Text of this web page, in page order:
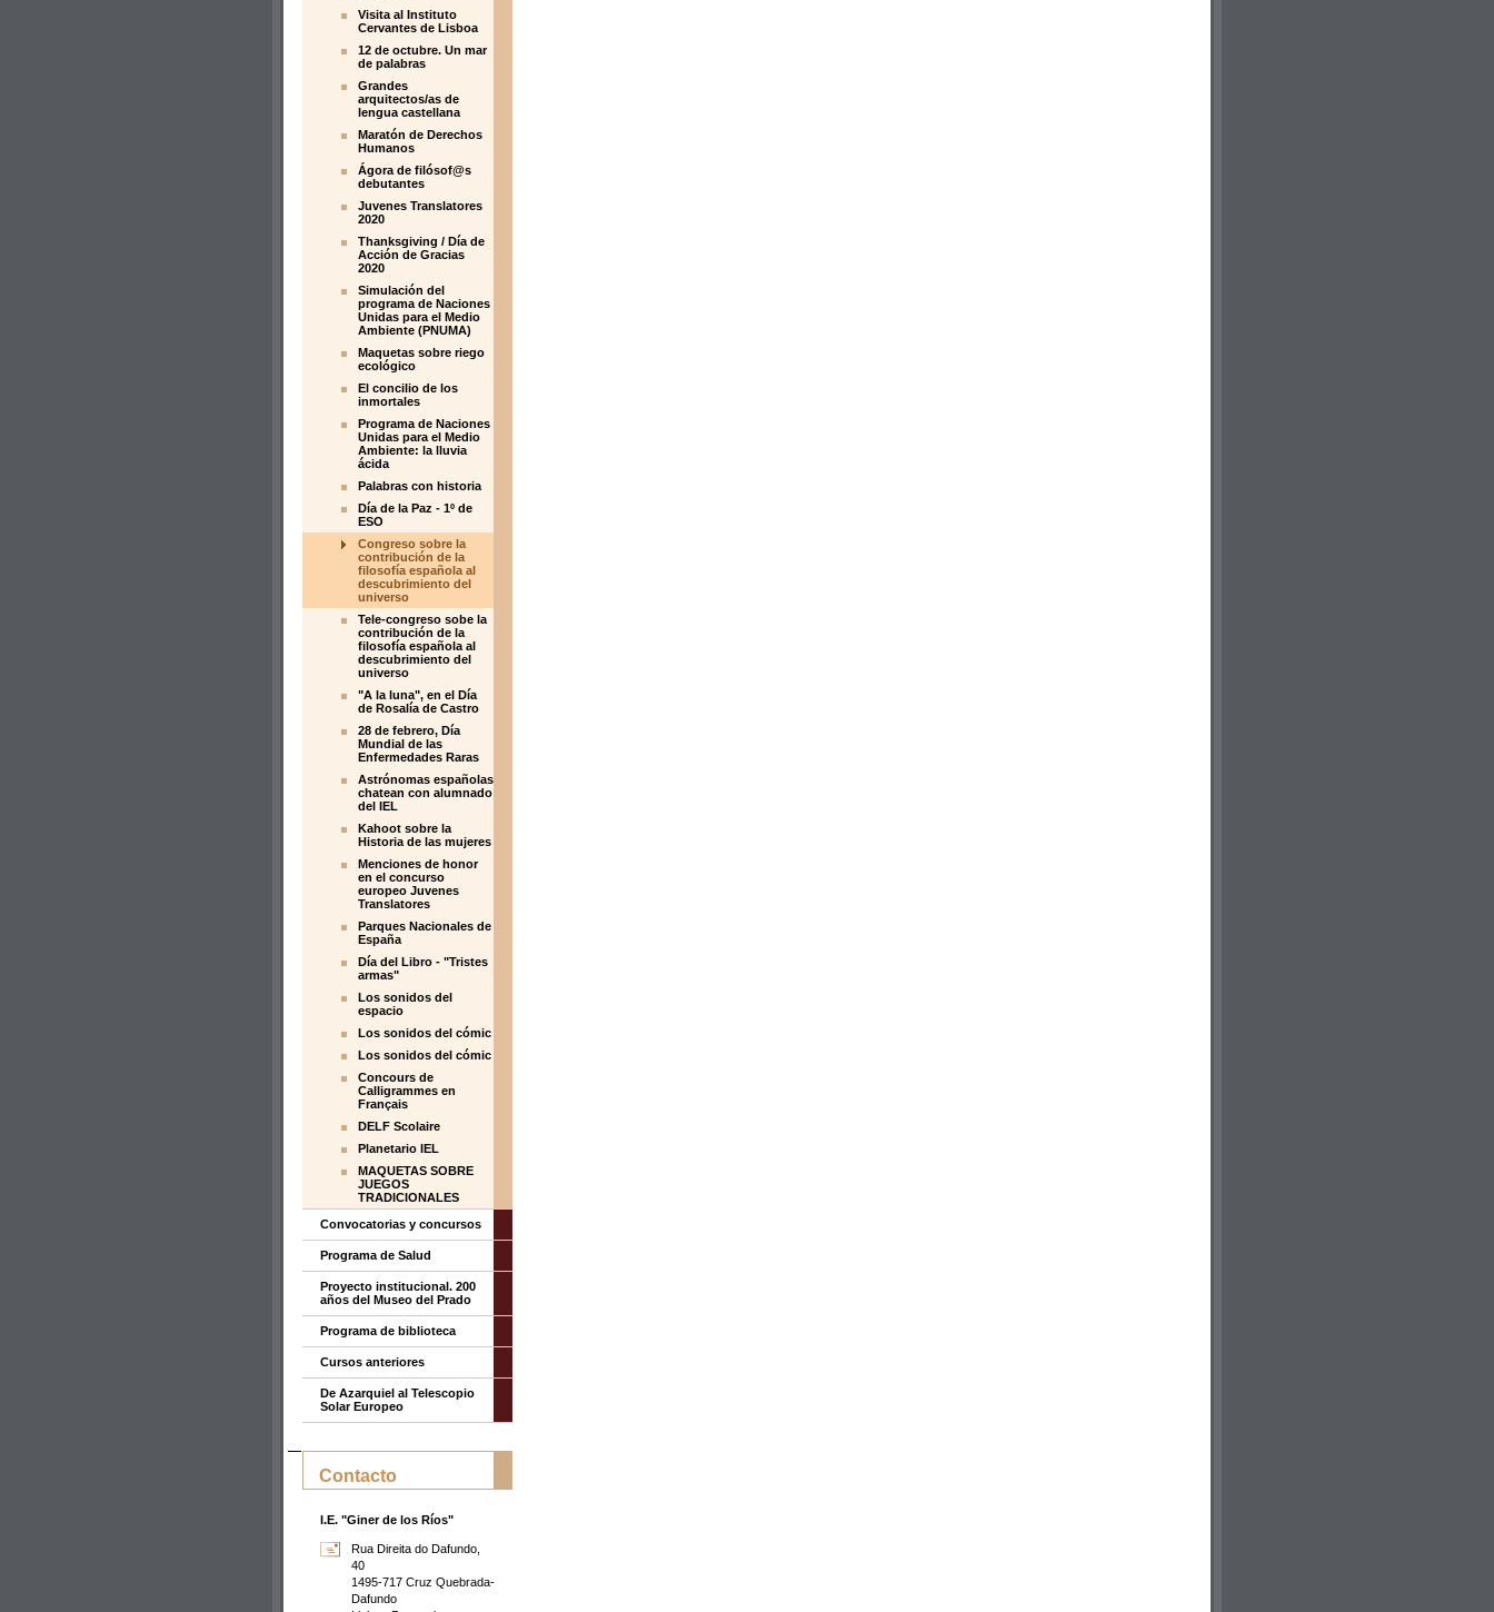
Visita al Instituto
Cervantes de Lisboa
12 de octubre. Un mar
de palabras
Grandes
arquitectos/as de
lengua castellana
Maratón de Derechos
Humanos
Ágora de filósof@s
debutantes
Juvenes Translatores
2020
Thanksgiving / Día de
Acción de Gracias
2020
Simulación del
programa de Naciones
Unidas para el Medio
Ambiente (PNUMA)
Maquetas sobre riego
ecológico
El concilio de los
inmortales
Programa de Naciones
Unidas para el Medio
Ambiente: la lluvia
ácida
Palabras con historia
Día de la Paz - 1º de
ESO
Congreso sobre la
contribución de la
filosofía española al
descubrimiento del
universo
Tele-congreso sobe la
contribución de la
filosofía española al
descubrimiento del
universo
"A la luna", en el Día
de Rosalía de Castro
28 de febrero, Día
Mundial de las
Enfermedades Raras
Astrónomas españolas
chatean con alumnado
del IEL
Kahoot sobre la
Historia de las mujeres
Menciones de honor
en el concurso
europeo Juvenes
Translatores
Parques Nacionales de
España
Día del Libro - "Tristes
armas"
Los sonidos del
espacio
Los sonidos del cómic
Los sonidos del cómic
Concours de
Calligrammes en
Français
DELF Scolaire
Planetario IEL
MAQUETAS SOBRE
JUEGOS
TRADICIONALES
Convocatorias y concursos
Programa de Salud
Proyecto institucional. 200
años del Museo del Prado
Programa de biblioteca
Cursos anteriores
De Azarquiel al Telescopio
Solar Europeo
Contacto
I.E. "Giner de los Ríos"
Rua Direita do Dafundo,
40
1495-717 Cruz Quebrada-
Dafundo